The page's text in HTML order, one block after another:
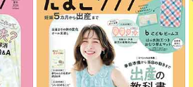
れないよ」と答えてもＯＫ。また、プ
あなたのプライバシーも言わなくてい
れることにつながります。
するのでなくて、大人も子どももプラ